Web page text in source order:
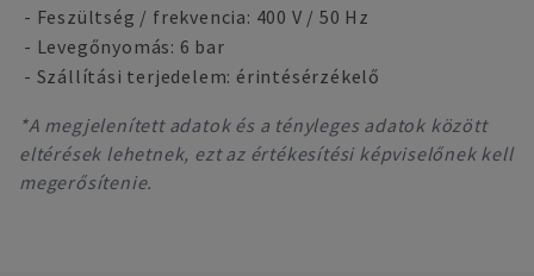
- Feszültség / frekvencia: 400 V / 50 Hz
- Levegőnyomás: 6 bar
- Szállítási terjedelem: érintésérzékelő
*A megjelenített adatok és a tényleges adatok között
eltérések lehetnek, ezt az értékesítési képviselőnek kell
megerősítenie.